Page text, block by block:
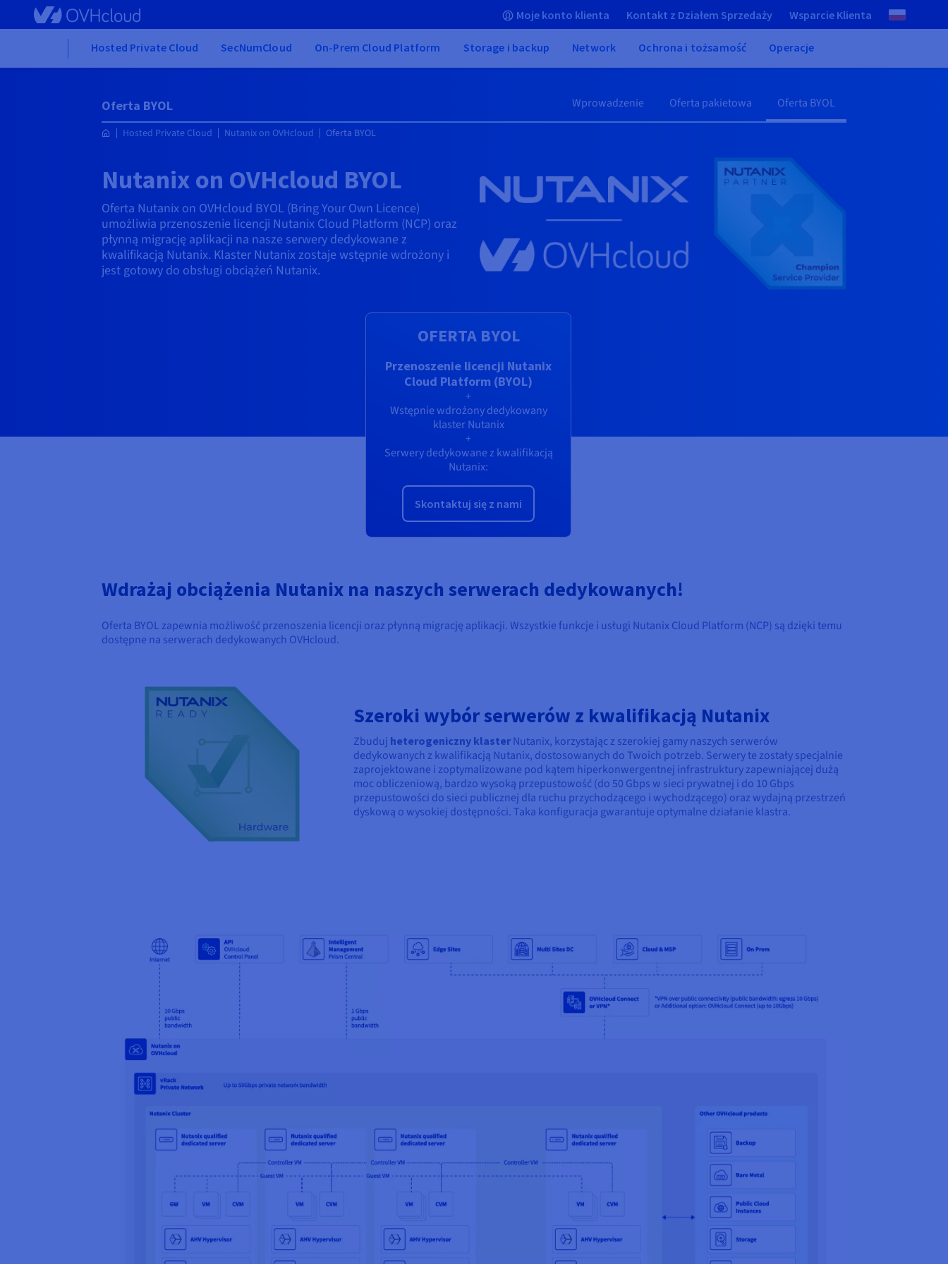
Skip to main content Moje konto klienta Kontakt z Działem Sprzedaży Wsparcie Klienta
Hosted Private Cloud SecNumCloud On-Prem Cloud Platform Storage i backup Network Ochrona i tożsamość Operacje
Oferta BYOL Wprowadzenie Oferta pakietowa Oferta BYOL
Hosted Private Cloud Nutanix on OVHcloud Oferta BYOL
Nutanix on OVHcloud BYOL
Oferta Nutanix on OVHcloud BYOL (Bring Your Own Licence)
umożliwia przenoszenie licencji Nutanix Cloud Platform (NCP) oraz
płynną migrację aplikacji na nasze serwery dedykowane z
kwalifikacją Nutanix. Klaster Nutanix zostaje wstępnie wdrożony i
jest gotowy do obsługi obciążeń Nutanix.
OFERTA BYOL
Przenoszenie licencji Nutanix
Cloud Platform (BYOL)
+
Wstępnie wdrożony dedykowany
klaster Nutanix
+
Serwery dedykowane z kwalifikacją
Nutanix:
Skontaktuj się z nami
Wdrażaj obciążenia Nutanix na naszych serwerach dedykowanych!
Oferta BYOL zapewnia możliwość przenoszenia licencji oraz płynną migrację aplikacji. Wszystkie funkcje i usługi Nutanix Cloud Platform (NCP) są dzięki temu
dostępne na serwerach dedykowanych OVHcloud.
Szeroki wybór serwerów z kwalifikacją Nutanix
Zbuduj heterogeniczny klaster Nutanix, korzystając z szerokiej gamy naszych serwerów
dedykowanych z kwalifikacją Nutanix, dostosowanych do Twoich potrzeb. Serwery te zostały specjalnie
zaprojektowane i zoptymalizowane pod kątem hiperkonwergentnej infrastruktury zapewniającej dużą
moc obliczeniową, bardzo wysoką przepustowość (do 50 Gbps w sieci prywatnej i do 10 Gbps
przepustowości do sieci publicznej dla ruchu przychodzącego i wychodzącego) oraz wydajną przestrzeń
dyskową o wysokiej dostępności. Taka konfiguracja gwarantuje optymalne działanie klastra.